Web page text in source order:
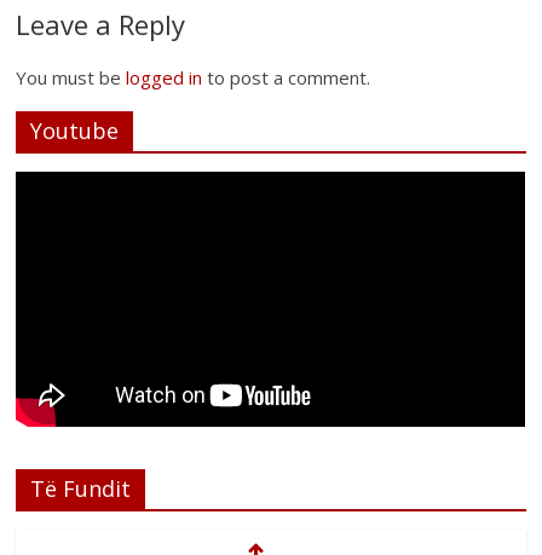
Leave a Reply
You must belogged in to post a comment.
Youtube
Të Fundit